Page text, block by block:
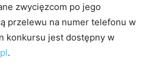
zwycięzcom po jego
przelewu na numer telefonu w
konkursu jest dostępny w
.